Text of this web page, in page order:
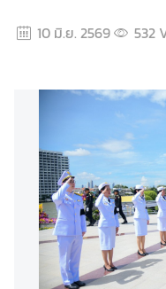
ก
ร
ด
เ
ผ
ย
ข้
10 มิ.ย. 2569 532